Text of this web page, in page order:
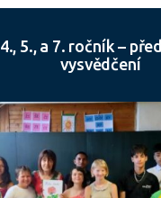
4., 5., a 7. ročník –
vysvědčení